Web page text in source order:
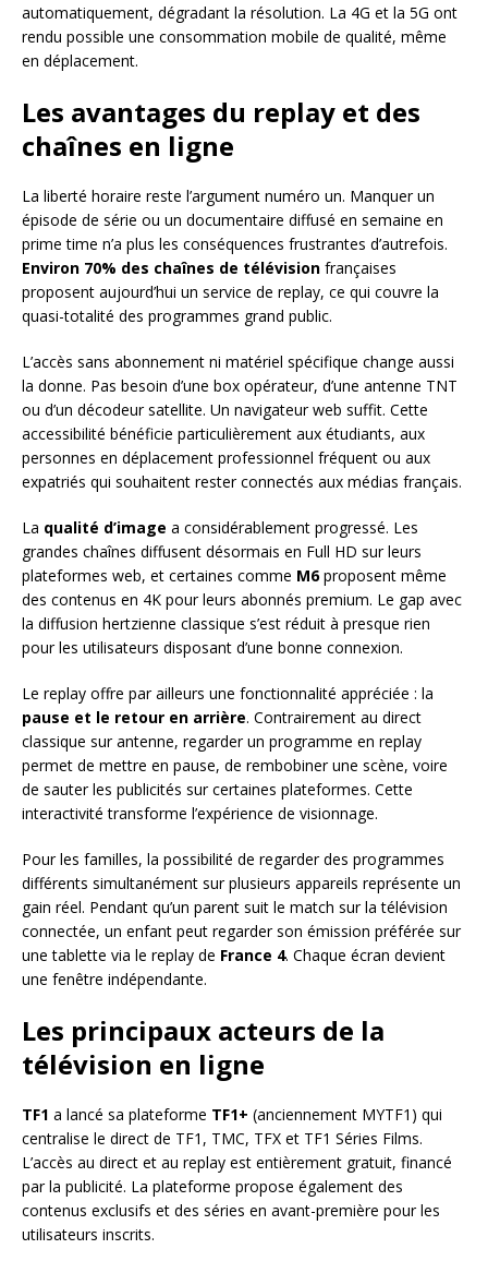
automatiquement, dégradant la résolution. La 4G et la 5G ont
rendu possible une consommation mobile de qualité, même
en déplacement.
Les avantages du replay et des
chaînes en ligne
La liberté horaire reste l’argument numéro un. Manquer un
épisode de série ou un documentaire diffusé en semaine en
prime time n’a plus les conséquences frustrantes d’autrefois.
Environ 70% des chaînes de télévision françaises
proposent aujourd’hui un service de replay, ce qui couvre la
quasi-totalité des programmes grand public.
L’accès sans abonnement ni matériel spécifique change aussi
la donne. Pas besoin d’une box opérateur, d’une antenne TNT
ou d’un décodeur satellite. Un navigateur web suffit. Cette
accessibilité bénéficie particulièrement aux étudiants, aux
personnes en déplacement professionnel fréquent ou aux
expatriés qui souhaitent rester connectés aux médias français.
La qualité d’image a considérablement progressé. Les
grandes chaînes diffusent désormais en Full HD sur leurs
plateformes web, et certaines comme M6proposent même
des contenus en 4K pour leurs abonnés premium. Le gap avec
la diffusion hertzienne classique s’est réduit à presque rien
pour les utilisateurs disposant d’une bonne connexion.
Le replay offre par ailleurs une fonctionnalité appréciée : la
pause et le retour en arrière. Contrairement au direct
classique sur antenne, regarder un programme en replay
permet de mettre en pause, de rembobiner une scène, voire
de sauter les publicités sur certaines plateformes. Cette
interactivité transforme l’expérience de visionnage.
Pour les familles, la possibilité de regarder des programmes
différents simultanément sur plusieurs appareils représente un
gain réel. Pendant qu’un parent suit le match sur la télévision
connectée, un enfant peut regarder son émission préférée sur
une tablette via le replay de France 4. Chaque écran devient
une fenêtre indépendante.
Les principaux acteurs de la
télévision en ligne
TF1 a lancé sa plateforme TF1+ (anciennement MYTF1) qui
centralise le direct de TF1, TMC, TFX et TF1 Séries Films.
L’accès au direct et au replay est entièrement gratuit, financé
par la publicité. La plateforme propose également des
contenus exclusifs et des séries en avant-première pour les
utilisateurs inscrits.